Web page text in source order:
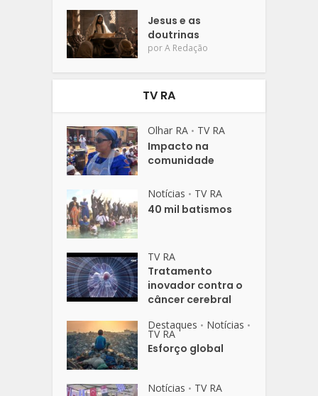
Jesus e as
doutrinas
porA Redação
TV RA
Olhar RA • TV RA
Impacto na
comunidade
Notícias • TV RA
40 mil batismos
TV RA
Tratamento
inovador contra o
câncer cerebral
Destaques • Notícias •
TV RA
Esforço global
Notícias • TV RA